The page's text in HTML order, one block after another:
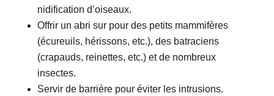
nidification d’oiseaux.
Offrir un abri sur pour des petits mammifères
(écureuils, hérissons, etc.), des batraciens
(crapauds, reinettes, etc.) et de nombreux
insectes.
Servir de barrière pour éviter les intrusions.